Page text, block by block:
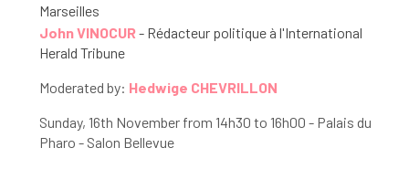
Marseilles
John VINOCUR- Rédacteur politique à l'International
Herald Tribune
Moderated by: Hedwige CHEVRILLON
Sunday, 16th November from 14h30 to 16h00 - Palais du
Pharo - Salon Bellevue